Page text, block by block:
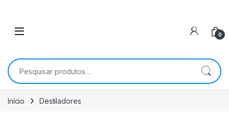
0
Pesquisar por:
Início Destiladores